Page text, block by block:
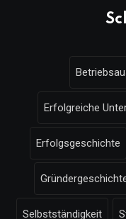
Erfolgreiche
Erfolgsgeschichte
Selbstständigkeit